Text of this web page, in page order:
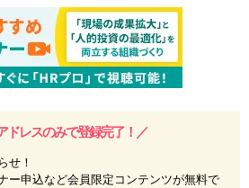
ドレスのみで登録完了！／
せ！
ー申込など会員限定コンテンツが無料で